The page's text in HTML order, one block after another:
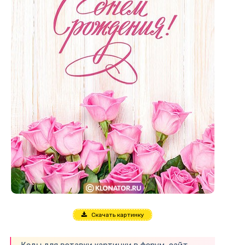
Скачать картинку